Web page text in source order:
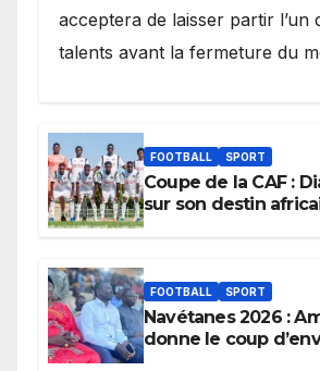
acceptera de laisser partir l’un
talents avant la fermeture du
FOOTBALL SPORT
Coupe de la CAF :
sur son destin
FOOTBALL SPORT
Navétanes 2026 :
donne le coup